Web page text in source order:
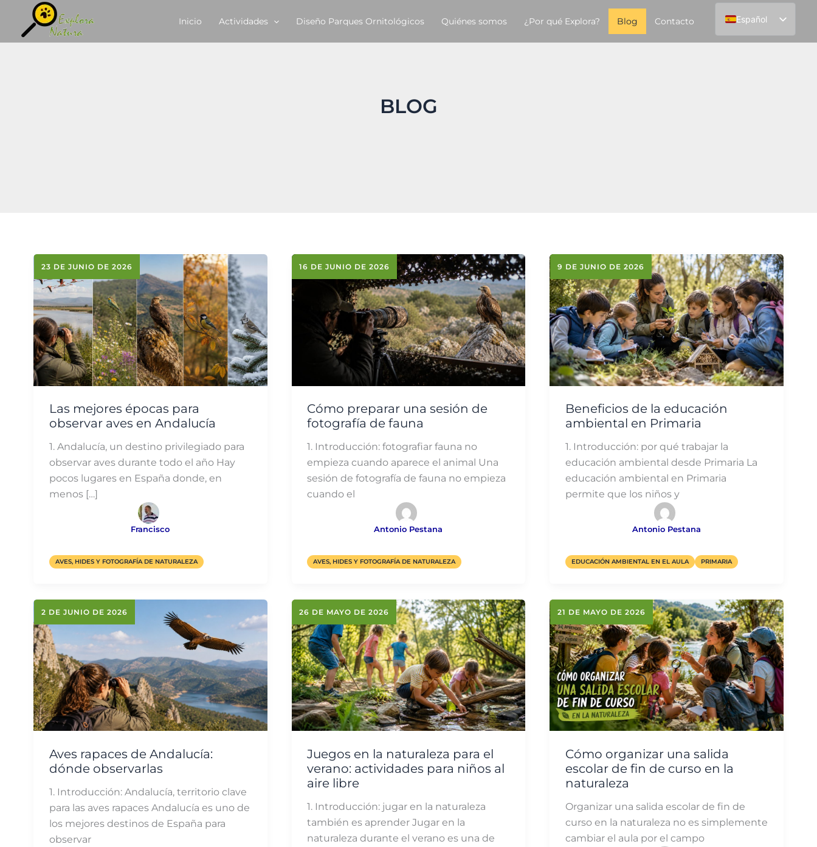
contenido
contenido
Inicio Actividades Diseño Parques Ornitológicos Quiénes somos ¿Por qué Explora? Blog Contacto
Español
BLOG
Las mejores épocas para
observar aves en Andalucía
1. Andalucía, un destino privilegiado para
observar aves durante todo el año Hay
pocos lugares en España donde, en
menos […]
Francisco
23 DE JUNIO DE 2026
AVES, HIDES Y FOTOGRAFÍA DE NATURALEZA
Cómo preparar una sesión de
fotografía de fauna
1. Introducción: fotografiar fauna no
empieza cuando aparece el animal Una
sesión de fotografía de fauna no empieza
cuando el
Antonio Pestana
16 DE JUNIO DE 2026
AVES, HIDES Y FOTOGRAFÍA DE NATURALEZA
Beneficios de la educación
ambiental en Primaria
1. Introducción: por qué trabajar la
educación ambiental desde Primaria La
educación ambiental en Primaria
permite que los niños y
Antonio Pestana
9 DE JUNIO DE 2026
EDUCACIÓN AMBIENTAL EN EL AULA PRIMARIA
Aves rapaces de Andalucía:
dónde observarlas
1. Introducción: Andalucía, territorio clave
para las aves rapaces Andalucía es uno de
los mejores destinos de España para
observar
2 DE JUNIO DE 2026
Juegos en la naturaleza para el
verano: actividades para niños al
aire libre
1. Introducción: jugar en la naturaleza
también es aprender Jugar en la
naturaleza durante el verano es una de
26 DE MAYO DE 2026
Cómo organizar una salida
escolar de fin de curso en la
naturaleza
Organizar una salida escolar de fin de
curso en la naturaleza no es simplemente
cambiar el aula por el campo
21 DE MAYO DE 2026